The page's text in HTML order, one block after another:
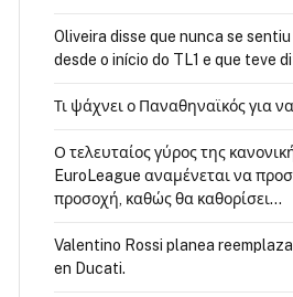
Oliveira disse que nunca se
desde o início do TL1 e que teve
Τι ψάχνει ο Παναθηναϊκός για
Ο τελευταίος γύρος της
EuroLeague αναμένεται να
προσοχή, καθώς θα καθορίσει…
Valentino Rossi planea
en Ducati.